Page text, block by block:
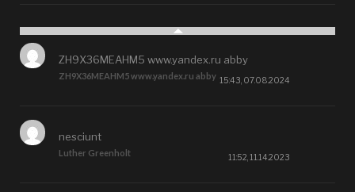
ZH9X36MEAHM5 www.yandex.ru abby
ZH9X36MEAHM5 www.yandex.ru abby
15:43, 07.08.2024
Luther Greenholt
nesciunt
11:52, 11.14.2023